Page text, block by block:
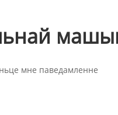
мне паведамленне